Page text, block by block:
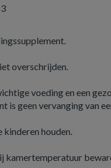
overschrijden.
voeding en een
is geen vervanging van
kinderen houden.
kamertemperatuur